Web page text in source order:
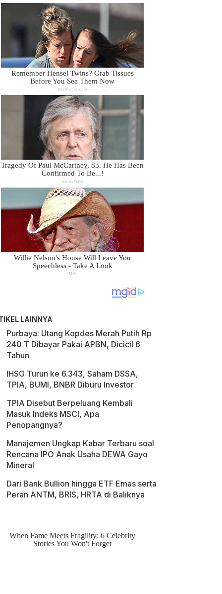
LAINNYA
Purbaya: Utang Kopdes Merah Putih Rp
240 T Dibayar Pakai APBN, Dicicil 6
Tahun
IHSG Turun ke 6.343, Saham DSSA,
TPIA, BUMI, BNBR Diburu Investor
TPIA Disebut Berpeluang Kembali
Masuk Indeks MSCI, Apa
Penopangnya?
Manajemen Ungkap Kabar Terbaru soal
Rencana IPO Anak Usaha DEWA Gayo
Mineral
Dari Bank Bullion hingga ETF Emas serta
Peran ANTM, BRIS, HRTA di Baliknya